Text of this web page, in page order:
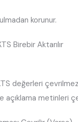
korunur.
Birebir Aktarılır
değerleri çevrilmez,
açıklama metinleri